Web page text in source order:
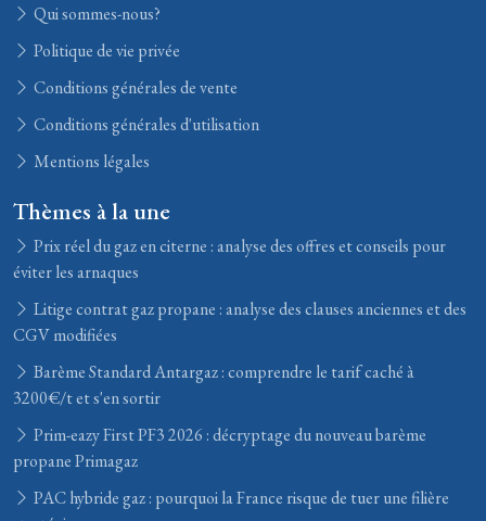
Qui sommes-nous?
Politique de vie privée
Conditions générales de vente
Conditions générales d'utilisation
Mentions légales
Thèmes à la une
Prix réel du gaz en citerne : analyse des offres et conseils pour
éviter les arnaques
Litige contrat gaz propane : analyse des clauses anciennes et des
CGV modifiées
Barème Standard Antargaz : comprendre le tarif caché à
3200€/t et s'en sortir
Prim-eazy First PF3 2026 : décryptage du nouveau barème
propane Primagaz
PAC hybride gaz : pourquoi la France risque de tuer une filière